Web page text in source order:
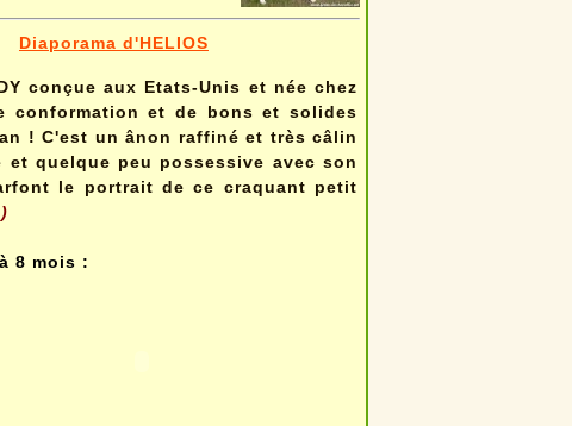
Diaporama d'HELIOS
conçue aux Etats-Unis et née chez
conformation et de bons et solides
! C'est un ânon raffiné et très câlin
et quelque peu possessive avec son
le portrait de ce craquant petit
8 mois :